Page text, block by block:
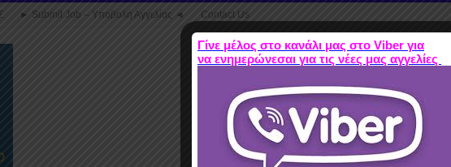
► Submit Job – Υποβολή Αγγελίας ◄ Contact Us
Γίνε μέλος στο κανάλι μας στο Viber για
να ενημερώνεσαι για τις νέες μας αγγελίες